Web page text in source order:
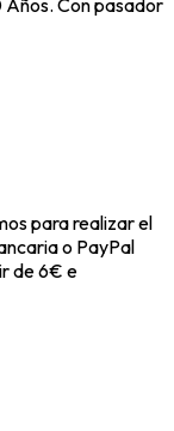
Años. Con pasador
para realizar el
o PayPal
de 6€ e